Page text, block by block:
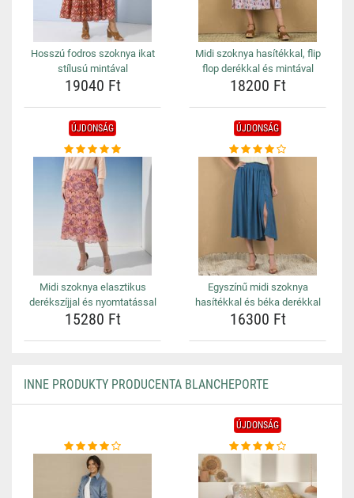
Hosszú fodros szoknya ikat
stílusú mintával
19040 Ft
Midi szoknya hasítékkal, flip
flop derékkal és mintával
18200 Ft
ÚJDONSÁG
Midi szoknya elasztikus
derékszíjjal és nyomtatással
15280 Ft
ÚJDONSÁG
Egyszínű midi szoknya
hasítékkal és béka derékkal
16300 Ft
INNE PRODUKTY PRODUCENTA BLANCHEPORTE
ÚJDONSÁG